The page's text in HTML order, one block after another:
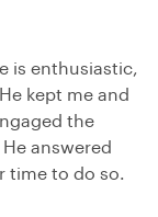
is enthusiastic,
kept me and
the
answered
time to do so.